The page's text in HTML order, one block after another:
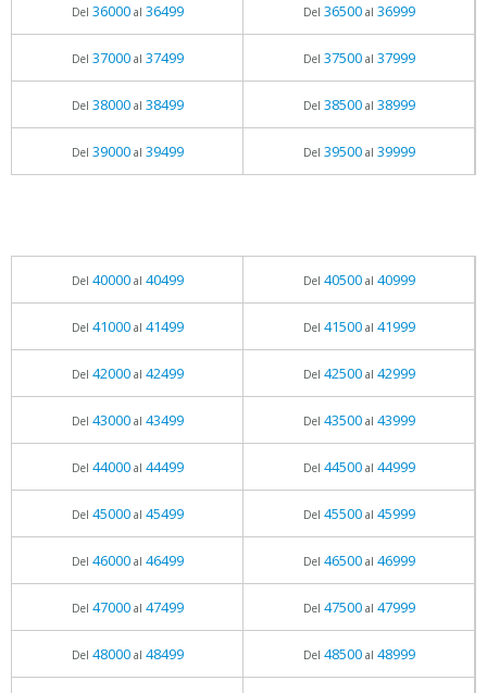
Del 36000al 36499 Del 36500al 36999
Del 37000al 37499 Del 37500al 37999
Del 38000al 38499 Del 38500al 38999
Del 39000al 39499 Del 39500al 39999
Del 40000al 40499 Del 40500al 40999
Del 41000al 41499 Del 41500al 41999
Del 42000al 42499 Del 42500al 42999
Del 43000al 43499 Del 43500al 43999
Del 44000al 44499 Del 44500al 44999
Del 45000al 45499 Del 45500al 45999
Del 46000al 46499 Del 46500al 46999
Del 47000al 47499 Del 47500al 47999
Del 48000al 48499 Del 48500al 48999